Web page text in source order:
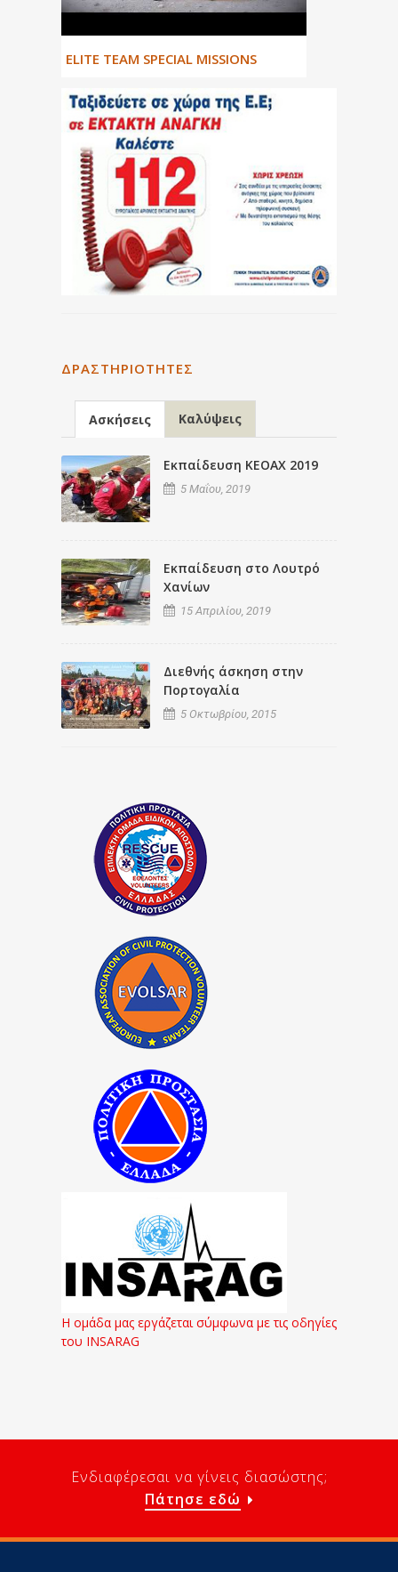
ΕLITE TEAM SPECIAL MISSIONS
ΔΡΑΣΤΗΡΙΌΤΗΤΕΣ
Ασκήσεις Καλύψεις
Εκπαίδευση ΚΕΟΑΧ 2019
5 Μαΐου, 2019
Εκπαίδευση στο Λουτρό
Χανίων
15 Απριλίου, 2019
Διεθνής άσκηση στην
Πορτογαλία
5 Οκτωβρίου, 2015
Η ομάδα μας εργάζεται σύμφωνα με τις οδηγίες
του INSARAG
Ενδιαφέρεσαι να γίνεις διασώστης;
Πάτησε εδώ